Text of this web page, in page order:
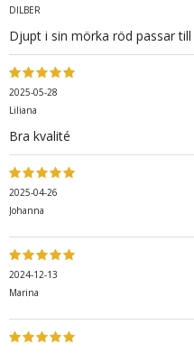
DILBER
Djupt i sin mörka röd passar
2025-05-28
Liliana
Bra kvalité
2025-04-26
Johanna
2024-12-13
Marina